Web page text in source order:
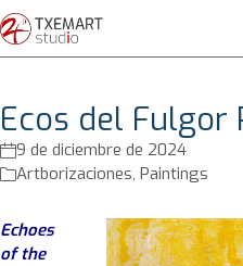
Ecos del Fulgor
9 de diciembre de 2024
Artborizaciones, Paintings
Echoes
of the